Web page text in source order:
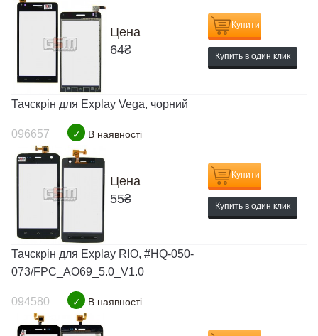
Цена
64₴
Купити
Купить в один клик
Тачскрін для Explay Vega, чорний
096657 ✓ В наявності
Цена
55₴
Купити
Купить в один клик
Тачскрін для Explay RIO, #HQ-050-
073/FPC_AO69_5.0_V1.0
094580 ✓ В наявності